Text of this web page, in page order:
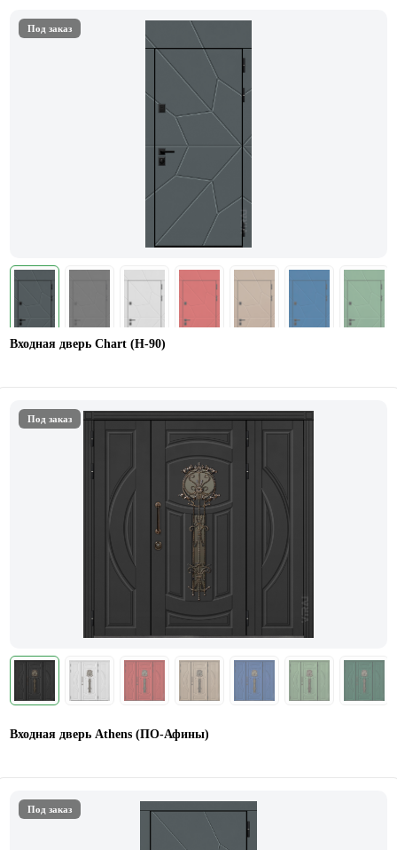
Под заказ
Входная дверь Chart (Н-90)
Под заказ
Входная дверь Athens (ПО-Афины)
Под заказ